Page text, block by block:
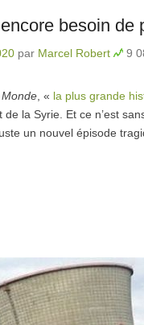
besoin de
par Marcel Robert 9
, « la plus grande
la Syrie. Et ce n’est
un nouvel épisode